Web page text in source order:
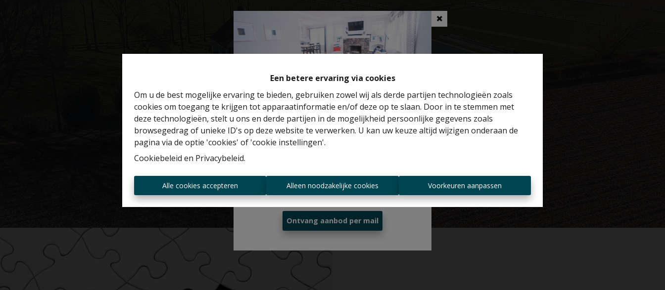
Een betere ervaring via cookies
Om u de best mogelijke ervaring te bieden, gebruiken zowel wij als derde partijen technologieën zoals
cookies om toegang te krijgen tot apparaatinformatie en/of deze op te slaan. Door in te stemmen met
deze technologieën, stelt u ons en derde partijen in de mogelijkheid persoonlijke gegevens zoals
browsegedrag of unieke ID's op deze website te verwerken. U kan uw keuze altijd wijzigen onderaan de
pagina via de optie 'cookies' of 'cookie instellingen'.
Cookiebeleid en Privacybeleid.
Alle cookies accepteren Alleen noodzakelijke cookies Voorkeuren aanpassen
Benieuwd naar de waarde van je huis?
Altijd als eerste op de hoogte zijn van
nieuwe aanbiedingen?
Ontvang aanbod per mail